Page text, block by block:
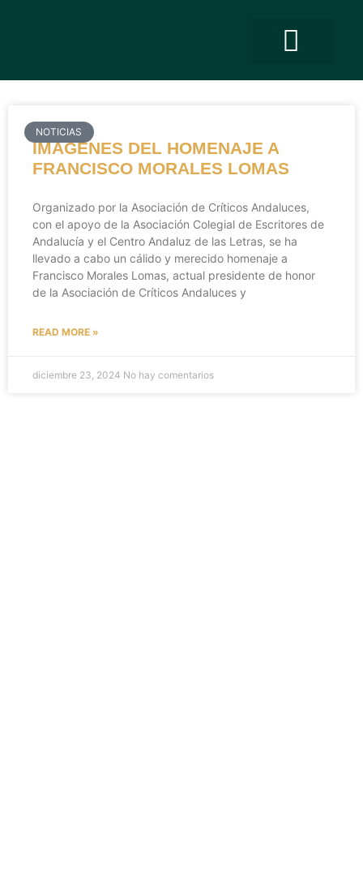
NOTICIAS
IMÁGENES DEL HOMENAJE A
FRANCISCO MORALES LOMAS
Organizado por la Asociación de Críticos Andaluces,
con el apoyo de la Asociación Colegial de Escritores de
Andalucía y el Centro Andaluz de las Letras, se ha
llevado a cabo un cálido y merecido homenaje a
Francisco Morales Lomas, actual presidente de honor
de la Asociación de Críticos Andaluces y
READ MORE »
diciembre 23, 2024 No hay comentarios